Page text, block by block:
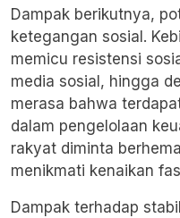
Dampak berikutnya,
ketegangan sosial.
memicu resistensi
media sosial, hingga
merasa bahwa
dalam pengelolaan
rakyat diminta
menikmati kenaikan
Dampak terhadap